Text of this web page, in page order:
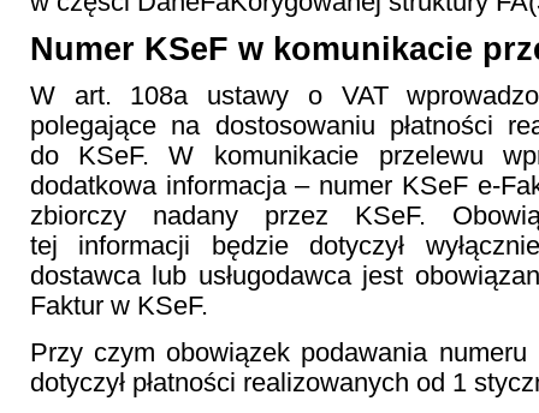
Numer KSeF w komunikacie
W art. 108a ustawy o VAT
polegające na dostosowaniu płatności
do KSeF. W komunikacie przelewu
dodatkowa informacja – numer KSeF e-
zbiorczy nadany przez KSeF.
tej informacji będzie dotyczył
dostawca lub usługodawca jest
Faktur w KSeF.
Przy czym obowiązek podawania
dotyczył płatności realizowanych od 1